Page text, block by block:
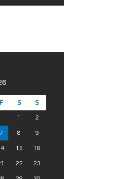
F S S
1 2
7 8 9
15 16
22 23